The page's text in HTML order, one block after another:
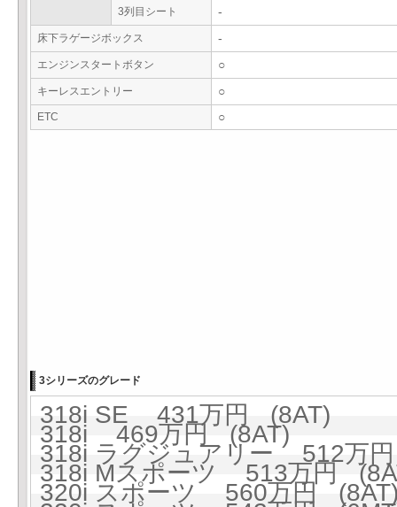
3列目シート -
床下ラゲージボックス -
エンジンスタートボタン ○
キーレスエントリー ○
ETC ○
3シリーズのグレード
318i SE 431万円 (8AT)
318i 469万円 (8AT)
318i ラグジュアリー 512万
318i Mスポーツ 513万円
320i スポーツ 560万円